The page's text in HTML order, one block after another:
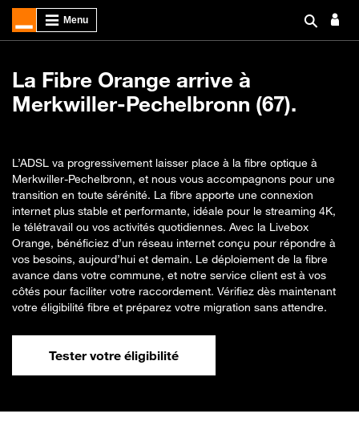
La Fibre Orange arrive à
Merkwiller-Pechelbronn (67).
L’ADSL va progressivement laisser place à la fibre optique à
Merkwiller-Pechelbronn, et nous vous accompagnons pour une
transition en toute sérénité. La fibre apporte une connexion
internet plus stable et performante, idéale pour le streaming 4K,
le télétravail ou vos activités quotidiennes. Avec la Livebox
Orange, bénéficiez d’un réseau internet conçu pour répondre à
vos besoins, aujourd’hui et demain. Le déploiement de la fibre
avance dans votre commune, et notre service client est à vos
côtés pour faciliter votre raccordement. Vérifiez dès maintenant
votre éligibilité fibre et préparez votre migration sans attendre.
Tester votre éligibilité